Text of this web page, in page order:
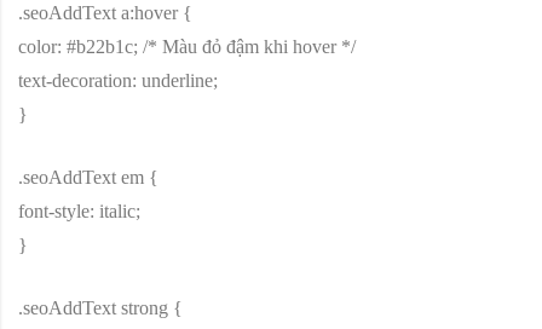
.seoAddText a:hover {
color: #b22b1c; /* Màu đỏ đậm khi hover */
text-decoration: underline;
}
.seoAddText em {
font-style: italic;
}
.seoAddText strong {